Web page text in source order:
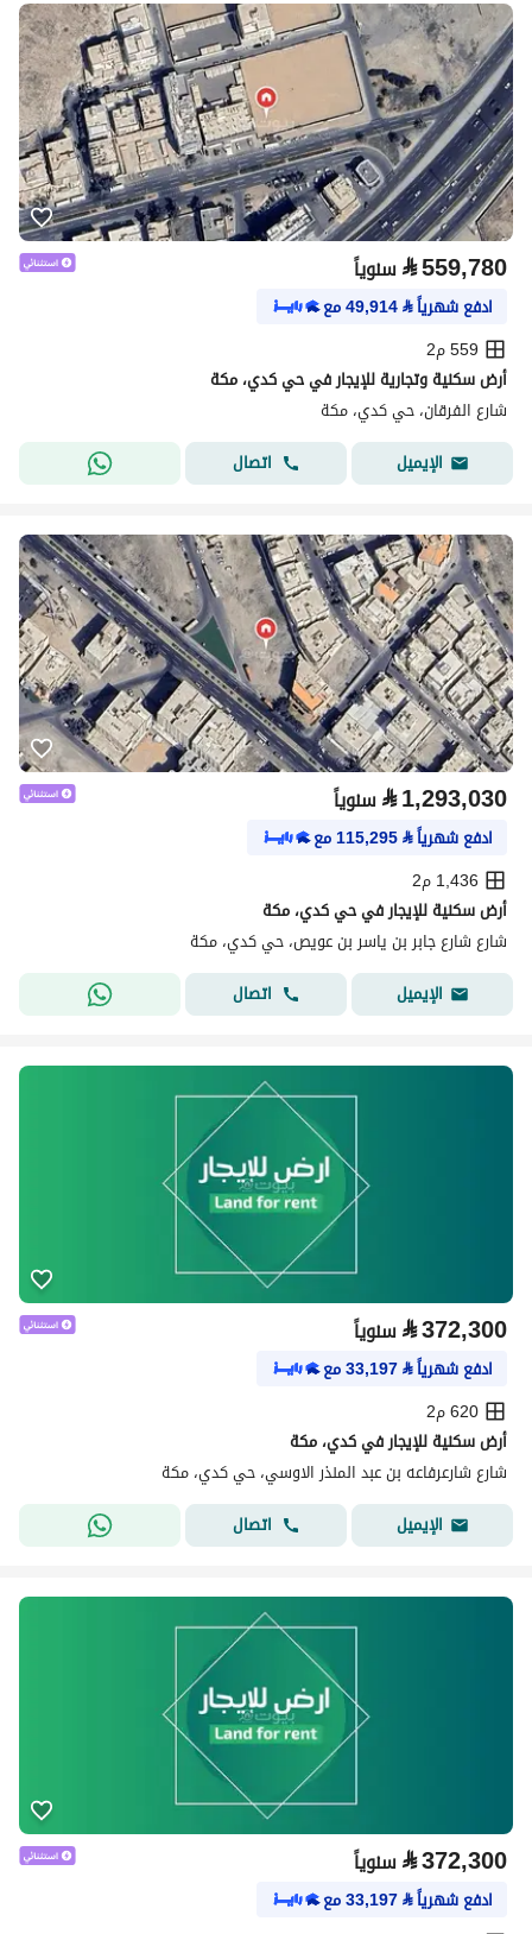
⃁559,780 سنوياً
ادفع شهرياً⃁
49,914مع
559 م2
أرض سكنية وتجارية للإيجار في حي كدي، مكة
شارع الفرقان، حي كدي، مكة
الإيميل
اتصال
⃁1,293,030 سنوياً
ادفع شهرياً⃁
115,295مع
1,436 م2
أرض سكنية للإيجار في حي كدي، مكة
شارع شارع جابر بن ياسر بن عويص، حي كدي، مكة
الإيميل
اتصال
⃁372,300 سنوياً
ادفع شهرياً⃁
33,197مع
620 م2
أرض سكنية للإيجار في كدي، مكة
شارع شارعرفاعه بن عبد المنذر الاوسي، حي كدي، مكة
الإيميل
اتصال
⃁372,300 سنوياً
ادفع شهرياً⃁
33,197مع